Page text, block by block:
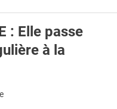
: Elle passe
à la